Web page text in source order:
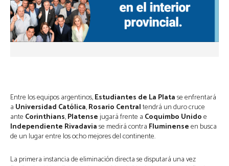
Entre los equipos argentinos,Estudiantes de La Platase enfrentará
a Universidad Católica,Rosario Centraltendrá un duro cruce
ante Corinthians,Platensejugará frente a Coquimbo Unidoe
Independiente Rivadaviase medirá contra Fluminenseen busca
de un lugar entre los ocho mejores del continente.
La primera instancia de eliminación directa se disputará una vez